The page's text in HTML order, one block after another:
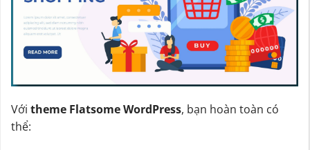
Với theme Flatsome WordPress, bạn hoàn toàn có
thể: